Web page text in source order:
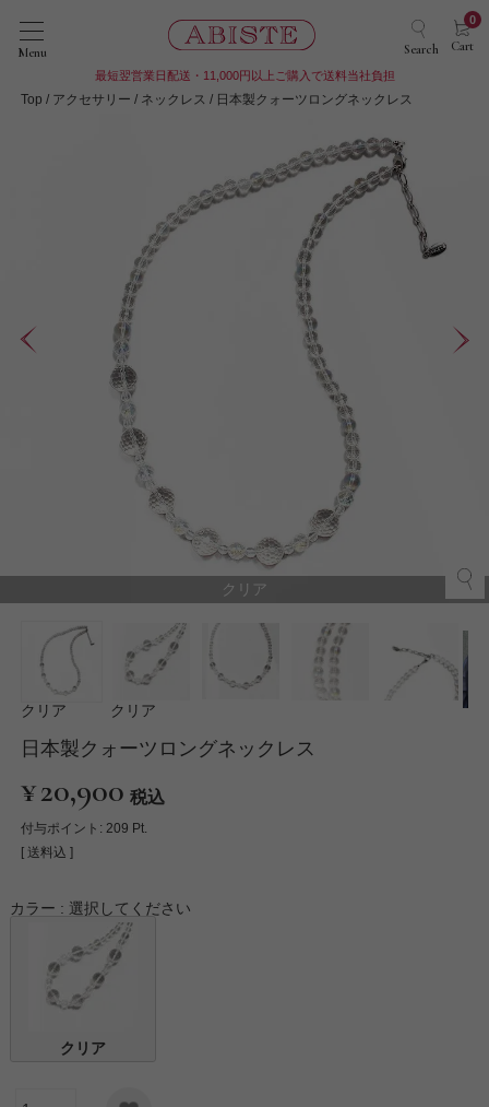
Menu Search Cart
0
最短翌営業日配送・11,000円以上ご購入で送料当社負担
Top アクセサリー ネックレス 日本製クォーツロングネックレス
クリア
クリア クリア
日本製クォーツロングネックレス
¥20,900 税込
付与ポイント: 209 Pt.
送料込
カラー 選択してください
クリア